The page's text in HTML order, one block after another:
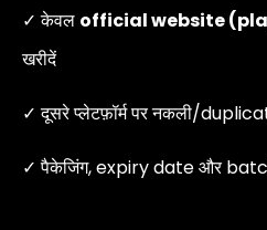
✓ केवल official website
खरीदें
✓ दूसरे प्लेटफ़ॉर्म पर नकली/
✓ पैकेजिंग, expiry date और